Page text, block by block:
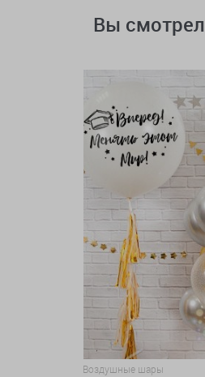
Вы
Воздушные шары